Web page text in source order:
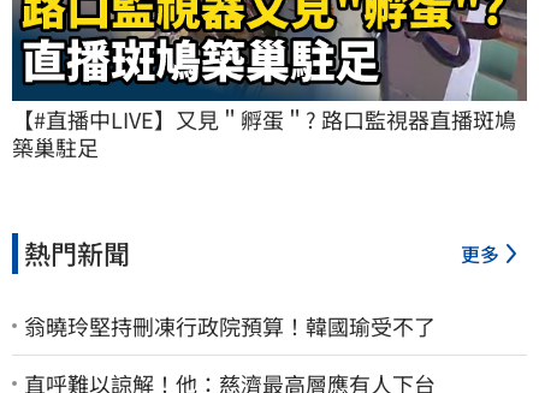
【#直播中LIVE】又見＂孵蛋＂? 路口監視器直播斑鳩
築巢駐足
熱門新聞 更多
翁曉玲堅持刪凍行政院預算！韓國瑜受不了
直呼難以諒解！他：慈濟最高層應有人下台